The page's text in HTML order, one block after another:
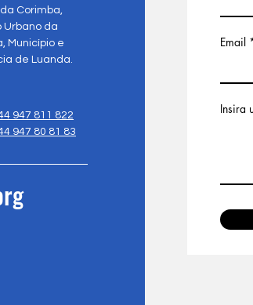
Corimba,
Urbano da
Município e
de Luanda.
947 811 822
947 80 81 83
Email
Insira